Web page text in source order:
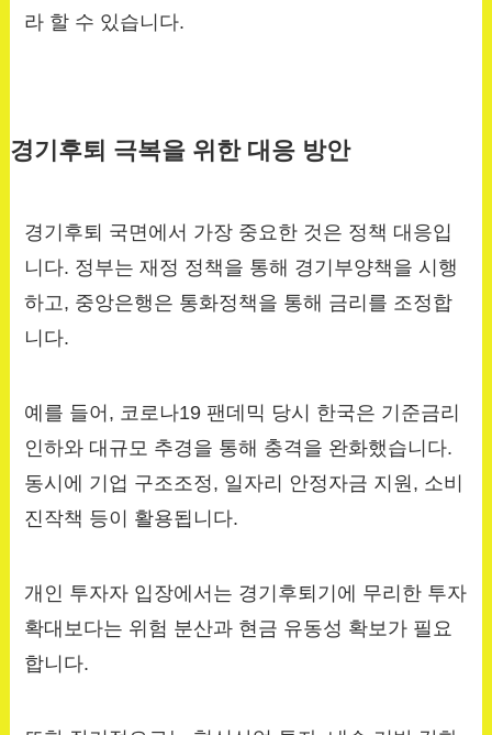
라 할 수 있습니다.
경기후퇴 극복을 위한 대응 방안
경기후퇴 국면에서 가장 중요한 것은 정책 대응입
니다. 정부는 재정 정책을 통해 경기부양책을 시행
하고, 중앙은행은 통화정책을 통해 금리를 조정합
니다.
예를 들어, 코로나19 팬데믹 당시 한국은 기준금리
인하와 대규모 추경을 통해 충격을 완화했습니다.
동시에 기업 구조조정, 일자리 안정자금 지원, 소비
진작책 등이 활용됩니다.
개인 투자자 입장에서는 경기후퇴기에 무리한 투자
확대보다는 위험 분산과 현금 유동성 확보가 필요
합니다.